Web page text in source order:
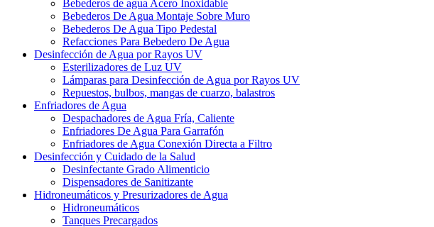
Bebederos de agua Acero Inoxidable
Bebederos De Agua Montaje Sobre Muro
Bebederos De Agua Tipo Pedestal
Refacciones Para Bebedero De Agua
Desinfección de Agua por Rayos UV
Esterilizadores de Luz UV
Lámparas para Desinfección de Agua por Rayos UV
Repuestos, bulbos, mangas de cuarzo, balastros
Enfriadores de Agua
Despachadores de Agua Fría, Caliente
Enfriadores De Agua Para Garrafón
Enfriadores de Agua Conexión Directa a Filtro
Desinfección y Cuidado de la Salud
Desinfectante Grado Alimenticio
Dispensadores de Sanitizante
Hidroneumáticos y Presurizadores de Agua
Hidroneumáticos
Tanques Precargados